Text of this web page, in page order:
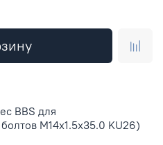
BBS для
M14x1.5x35.0 KU26)